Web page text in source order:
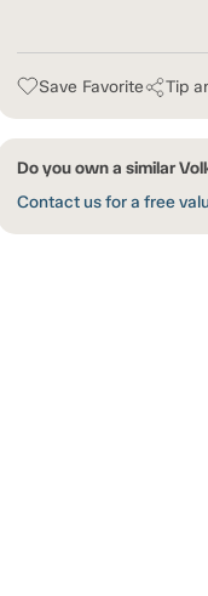
Save Favorite Tip
Do you own a similar
Contact us for a free